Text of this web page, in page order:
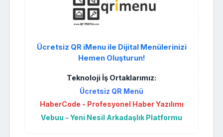
Ücretsiz QR iMenu ile Dijital Menülerinizi
Hemen Oluşturun!
Teknoloji İş Ortaklarımız:
Ücretsiz QR Menü
HaberCode - Profesyonel Haber Yazılımı
Vebuu - Yeni Nesil Arkadaşlık Platformu